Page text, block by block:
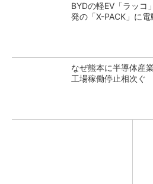
BYDの軽EV「ラッコ
発の「X-PACK」に
なぜ熊本に半導体産
工場稼働停止相次ぐ